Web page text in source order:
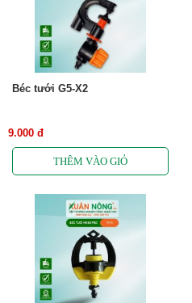
Béc tưới G5-X2
9.000 đ